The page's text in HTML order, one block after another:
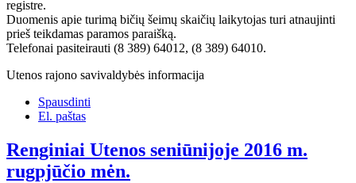
registre.
Duomenis apie turimą bičių šeimų skaičių laikytojas turi atnaujinti
prieš teikdamas paramos paraišką.
Telefonai pasiteirauti (8 389) 64012, (8 389) 64010.
Utenos rajono savivaldybės informacija
Spausdinti
El. paštas
Renginiai Utenos seniūnijoje 2016 m.
rugpjūčio mėn.